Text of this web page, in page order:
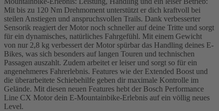
Mit bis zu 120 Nm Drehmoment unterstützt er dich kraftvoll bei
steilen Anstiegen und anspruchsvollen Trails. Dank verbesserter
Sensorik reagiert der Motor noch schneller auf deine Tritte und sorgt
für ein dynamisches, natürliches Fahrgefühl. Mit einem Gewicht
von nur 2,8 kg verbessert der Motor spürbar das Handling deines E-
Bikes, was sich besonders auf langen Touren und technischen
Passagen auszahlt. Zudem arbeitet er leiser und sorgt so für ein
angenehmeres Fahrerlebnis. Features wie der Extended Boost und
die überarbeitete Schiebehilfe geben dir maximale Kontrolle im
Gelände. Mit diesen neuen Features hebt der Bosch Performance
Line CX Motor dein E-Mountainbike-Erlebnis auf ein völlig neues
Level.